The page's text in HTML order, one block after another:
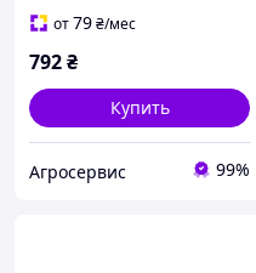
от79₴/мес
792₴
Купить
Агросервис 99%